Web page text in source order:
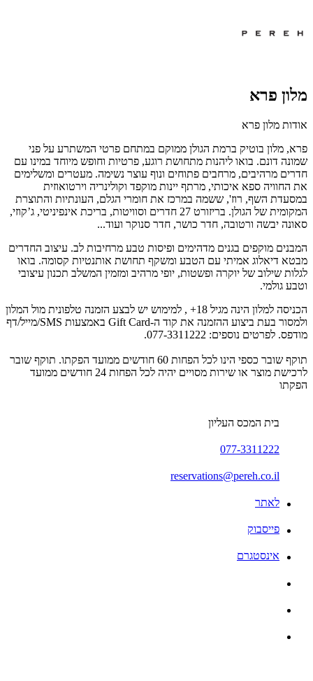
מלון פרא
אודות מלון פרא
פרא, מלון בוטיק ברמת הגולן ממוקם במתחם פרטי המשתרע על פני
שמונה דונם. בואו ליהנות מתחושת רוגע, פרטיות וחופש מיוחד במינו עם
חדרים מרהיבים, מרחבים פתוחים ונוף עוצר נשימה. מעטרים ומשלימים
את החוויה ספא איכותי, מרתף יינות מוקפד וקולינריה וירטואוזית
במסעדת השף, רוז', ששמה במרכז את חומרי הגלם, העונתיות והתוצרת
המקומית של הגולן. בריזורט 27 חדרים וסוויטות, בריכת אינפיניטי, ג’קוזי,
סאונה יבשה ורטובה, חדר כושר, חדר סנוקר ועוד...
המבנים מוקפים בגנים מדהימים ופיסות טבע מרחיבות לב. עיצוב החדרים
מבטא דיאלוג אמיתי עם הטבע ומשקף תחושת אותנטיות קסומה. בואו
לגלות שילוב של יוקרה ופשטות, יופי מרהיב ומזמין המשלב תכנון עיצובי
וטבע גולמי.
הכניסה למלון הינה מגיל 18+ , למימוש יש לבצע הזמנה טלפונית מול המלון
ולמסור בעת ביצוע ההזמנה את קוד ה-Gift Card באמצעות SMS/מייל/דף
מודפס. לפרטים נוספים: 077-3311222.
תוקף שובר כספי הינו לכל הפחות 60 חודשים ממועד הפקתו. תוקף שובר
לרכישת מוצר או שירות מסויים יהיה לכל הפחות 24 חודשים ממועד
הפקתו
בית המכס העליון
077-3311222
reservations@pereh.co.il
לאתר
פייסבוק
אינסטגרם